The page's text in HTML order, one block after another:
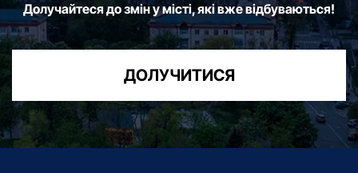
Долучайтеся до змін у місті, які вже відбуваються!
ДОЛУЧИТИСЯ